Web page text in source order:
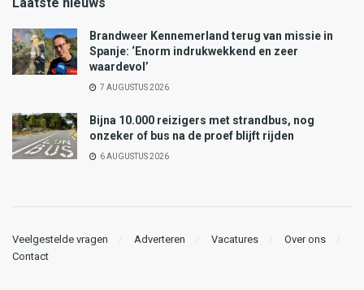
Brandweer Kennemerland terug van missie in
Spanje: ‘Enorm indrukwekkend en zeer
waardevol’
7 AUGUSTUS 2026
Bijna 10.000 reizigers met strandbus, nog
onzeker of bus na de proef blijft rijden
6 AUGUSTUS 2026
Veelgestelde vragen Adverteren Vacatures
Over ons
Contact